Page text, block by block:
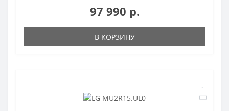
97 990 р.
В КОРЗИНУ